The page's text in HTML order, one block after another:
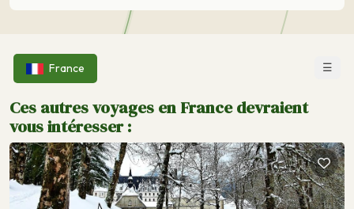
France ☰
Ces autres voyages en France devraient
vous intéresser :